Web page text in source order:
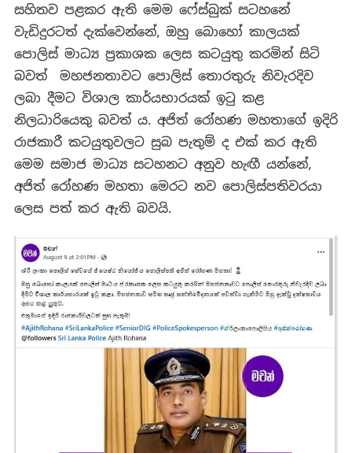
සහිතව පළකර ඇති මෙම ෆේස්බුක් සටහනේ
වැඩිදුරටත් දැක්වෙන්නේ, ඔහු බොහෝ කාලයක්
පොලිස් මාධ්‍ය ප්‍රකාශක ලෙස කටයුතු කරමින් සිටි
බවත් මහජනතාවට පොලිස් තොරතුරු නිවැරදිව
ලබා දීමට විශාල කාර්යභාරයක් ඉටු කළ
නිලධාරියෙකු බවත් ය. අජිත් රෝහණ මහතාගේ ඉදිරි
රාජකාරී කටයුතුවලට සුබ පැතුම් ද එක් කර ඇති
මෙම සමාජ මාධ්‍ය සටහනට අනුව හැඟී යන්නේ,
අජිත් රෝහණ මහතා මෙරට නව පොලිස්පතිවරයා
ලෙස පත් කර ඇති බවයි.